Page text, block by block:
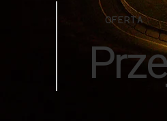
OFERTA